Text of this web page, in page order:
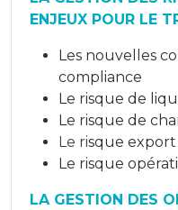
ENJEUX POUR LE
Les nouvelles
compliance
Le risque de
Le risque de
Le risque export
Le risque
LA GESTION DES